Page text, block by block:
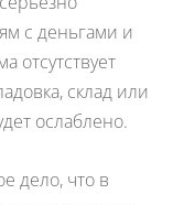
с деньгами и
отсутствует
склад или
ослаблено.
дело, что в